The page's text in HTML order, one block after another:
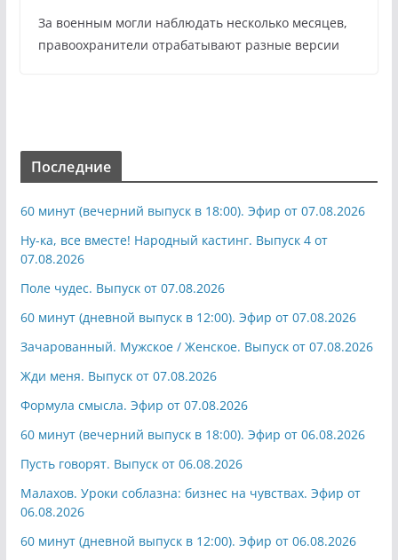
За военным могли наблюдать несколько месяцев,
правоохранители отрабатывают разные версии
Последние
60 минут (вечерний выпуск в 18:00). Эфир от 07.08.2026
Ну-ка, все вместе! Народный кастинг. Выпуск 4 от
07.08.2026
Поле чудес. Выпуск от 07.08.2026
60 минут (дневной выпуск в 12:00). Эфир от 07.08.2026
Зачарованный. Мужское / Женское. Выпуск от 07.08.2026
Жди меня. Выпуск от 07.08.2026
Формула смысла. Эфир от 07.08.2026
60 минут (вечерний выпуск в 18:00). Эфир от 06.08.2026
Пусть говорят. Выпуск от 06.08.2026
Малахов. Уроки соблазна: бизнес на чувствах. Эфир от
06.08.2026
60 минут (дневной выпуск в 12:00). Эфир от 06.08.2026